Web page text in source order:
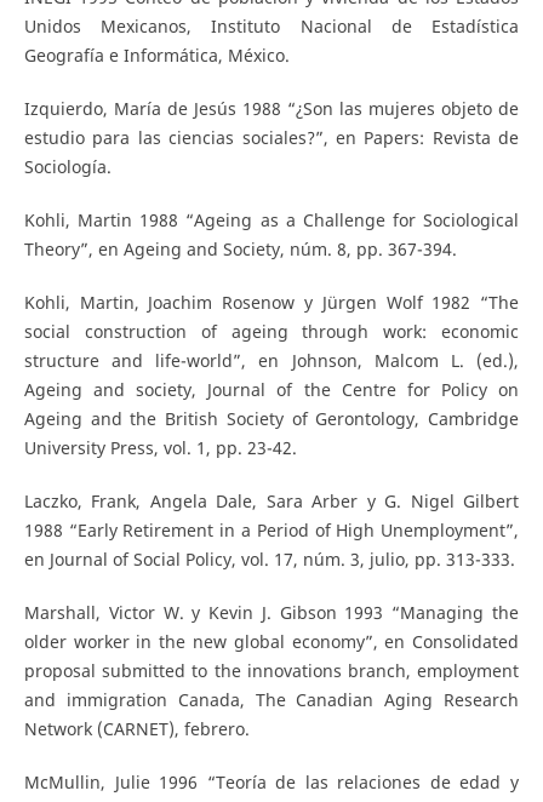
Unidos Mexicanos, Instituto Nacional de Estadística
Geografía e Informática, México.
Izquierdo, María de Jesús 1988 “¿Son las mujeres objeto de
estudio para las ciencias sociales?”, en Papers: Revista de
Sociología.
Kohli, Martin 1988 “Ageing as a Challenge for Sociological
Theory”, en Ageing and Society, núm. 8, pp. 367-394.
Kohli, Martin, Joachim Rosenow y Jürgen Wolf 1982 “The
social construction of ageing through work: economic
structure and life-world”, en Johnson, Malcom L. (ed.),
Ageing and society, Journal of the Centre for Policy on
Ageing and the British Society of Gerontology, Cambridge
University Press, vol. 1, pp. 23-42.
Laczko, Frank, Angela Dale, Sara Arber y G. Nigel Gilbert
1988 “Early Retirement in a Period of High Unemployment”,
en Journal of Social Policy, vol. 17, núm. 3, julio, pp. 313-333.
Marshall, Victor W. y Kevin J. Gibson 1993 “Managing the
older worker in the new global economy”, en Consolidated
proposal submitted to the innovations branch, employment
and immigration Canada, The Canadian Aging Research
Network (CARNET), febrero.
McMullin, Julie 1996 “Teoría de las relaciones de edad y